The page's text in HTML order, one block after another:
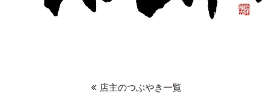
店主のつぶやき一覧